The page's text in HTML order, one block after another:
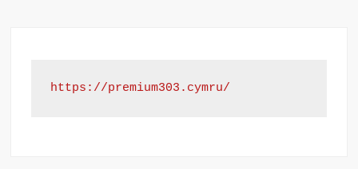
https://premium303.cymru/